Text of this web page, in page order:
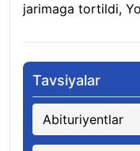
jarimaga tortildi,
Tavsiyalar
Abituriyentlar